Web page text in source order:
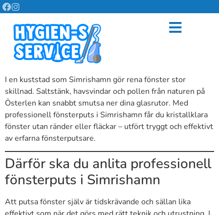
I en kuststad som Simrishamn gör rena fönster stor
skillnad. Saltstänk, havsvindar och pollen från naturen på
Österlen kan snabbt smutsa ner dina glasrutor. Med
professionell fönsterputs i Simrishamn får du kristallklara
fönster utan ränder eller fläckar – utfört tryggt och effektivt
av erfarna fönsterputsare.
Därför ska du anlita professionell
fönsterputs i Simrishamn
Att putsa fönster själv är tidskrävande och sällan lika